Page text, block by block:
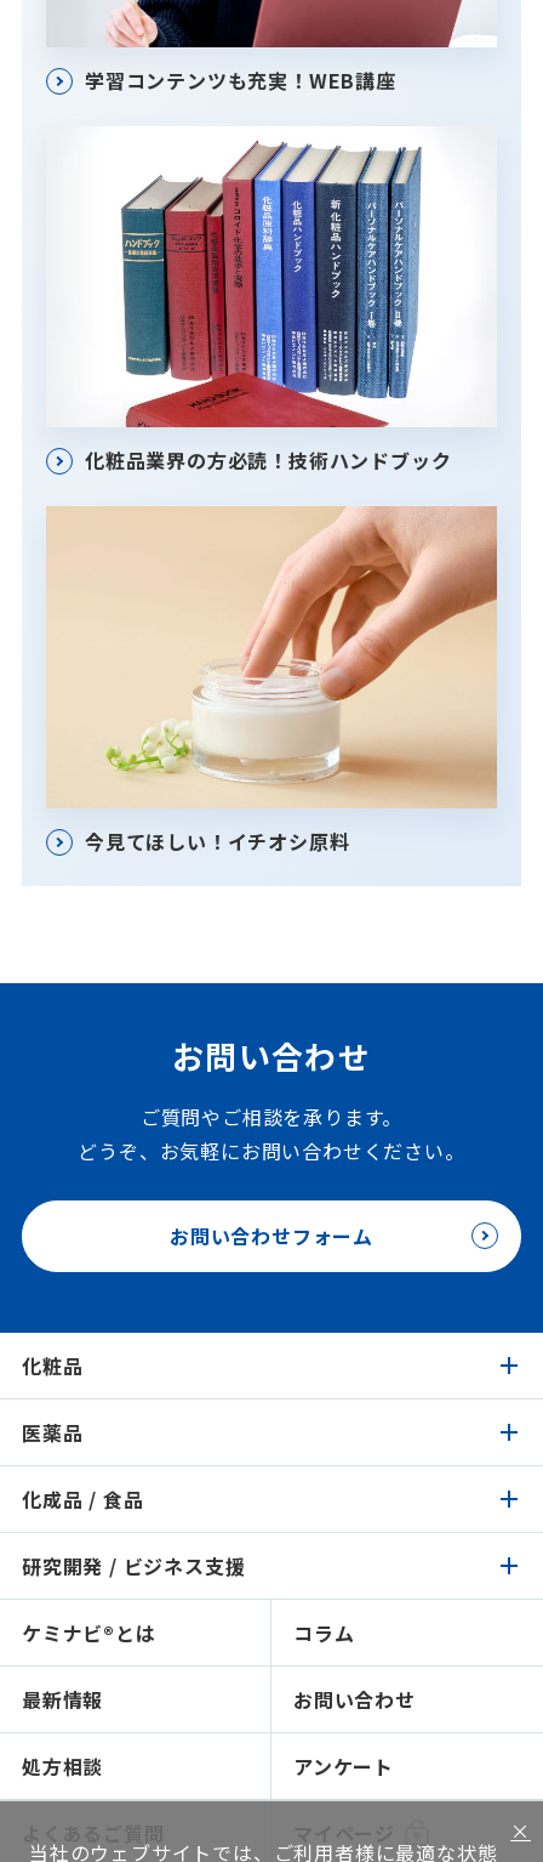
学習コンテンツも充実！WEB講座
化粧品業界の方必読！技術ハンドブック
今見てほしい！イチオシ原料
お問い合わせ
ご質問やご相談を承ります。
どうぞ、お気軽にお問い合わせください。
お問い合わせフォーム
化粧品
化粧品トップ
製品検索
イチオシ原料
認証 / サステナビリティ
感触で選ぶ
NIKO-BEAUTY（コンセプト＆処方提案）
医薬品
医薬品トップ
製品検索
イチオシ原料
処方検索
化成品 / 食品
化成品 / 食品トップ
製品検索
ソリューション技術
研究開発 / ビジネス支援
研究開発 / ビジネス支援トップ
人材育成～開放研究室
ショールームのご紹介
ソリューション提案
グローバルネットワーク
ケミナビ®とは コラム
最新情報 お問い合わせ
処方相談 アンケート
×
当社のウェブサイトでは、ご利用者様に最適な状態